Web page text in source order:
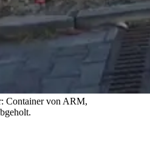
Container von ARM,